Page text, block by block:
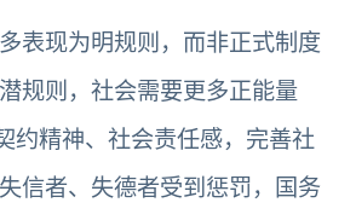
表现为明规则，而非正式制度
规则，社会需要更多正能量
约精神、社会责任感，完善社
信者、失德者受到惩罚，国务